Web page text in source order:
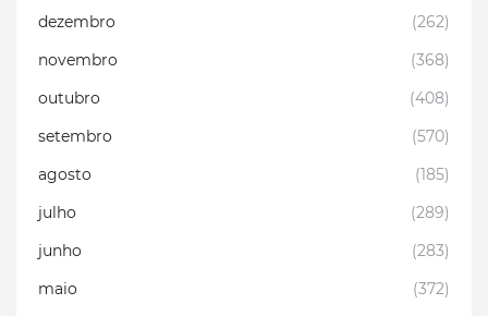
dezembro
(262)
novembro
(368)
outubro
(408)
setembro
(570)
agosto
(185)
julho
(289)
junho
(283)
maio
(372)